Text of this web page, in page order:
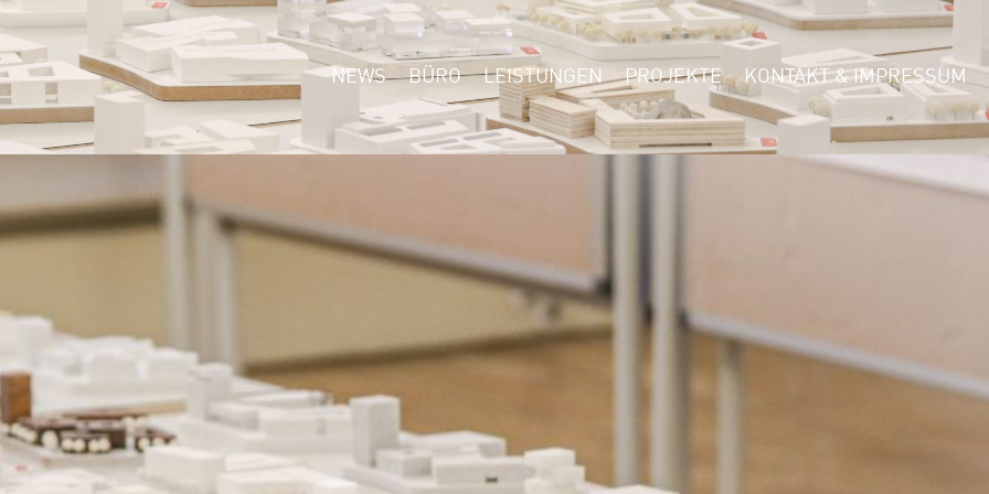
NEWS BÜRO LEISTUNGEN PROJEKTE KONTAKT & IMPRESSUM